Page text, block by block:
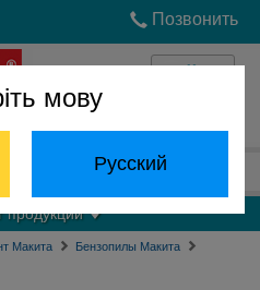
мову
Русский
Позвонить
Войти
(068) 824-24-24
продукции
Макита
Бензопилы Макита